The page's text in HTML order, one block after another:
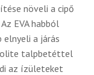
növeli a cipő
EVA habból
a járás
talpbetéttel
az ízületeket